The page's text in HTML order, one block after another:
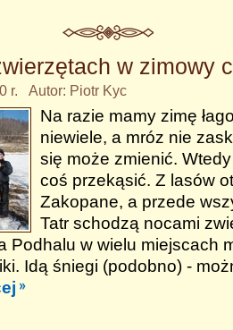
w zimowy
r. Autor: Piotr Kyc
Na razie mamy zimę
niewiele, a mróz nie
się może zmienić.
coś przekąsić. Z lasów
Zakopane, a przede
Tatr schodzą nocami
Podhalu w wielu miejscach
Idą śniegi (podobno) -